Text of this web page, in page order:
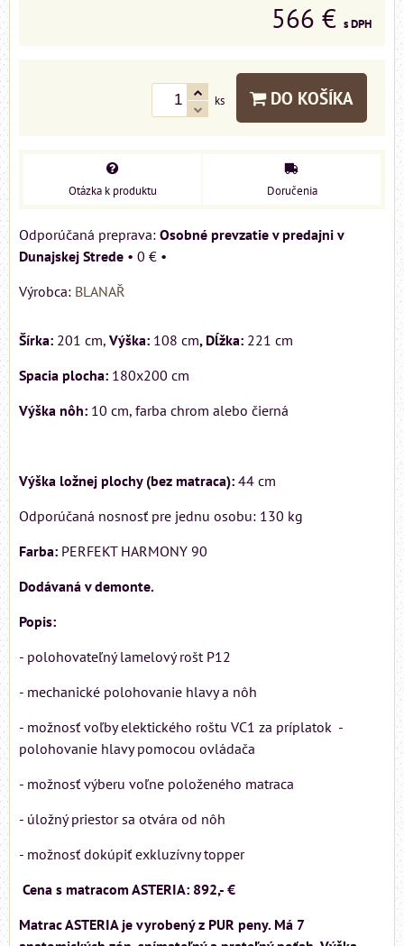
566 € s DPH
ks DO KOŠÍKA
Otázka k produktu Doručenia
Osobné prevzatie v predajni v
Dunajskej Strede • 0 € •
Výrobca: BLANAŘ
Šírka: 201 cm, Výška: 108 cm, Dĺžka: 221 cm
Spacia plocha: 180x200 cm
Výška nôh: 10 cm, farba chrom alebo čierná
Výška ložnej plochy (bez matraca): 44 cm
Odporúčaná nosnosť pre jednu osobu: 130 kg
Farba: PERFEKT HARMONY 90
Dodávaná v demonte.
Popis:
- polohovateľný lamelový rošt P12
- mechanické polohovanie hlavy a nôh
- možnosť voľby elektického roštu VC1 za príplatok -
polohovanie hlavy pomocou ovládača
- možnosť výberu voľne položeného matraca
- úložný priestor sa otvára od nôh
- možnosť dokúpiť exkluzívny topper
Cena s matracom ASTERIA: 892,- €
Matrac ASTERIA je vyrobený z PUR peny. Má 7